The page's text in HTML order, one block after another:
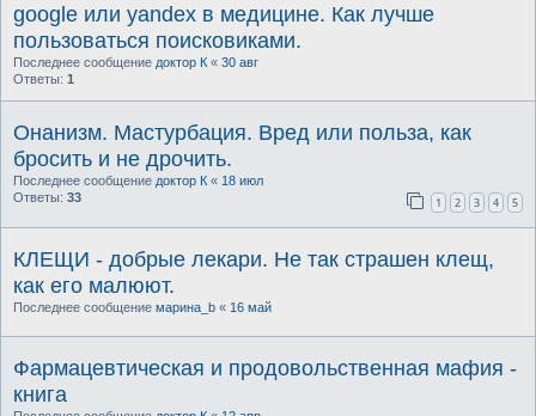
google или yandex в медицине. Как лучше
пользоваться поисковиками.
Последнее сообщение доктор К « 30 авг
Ответы: 1
Онанизм. Мастурбация. Вред или польза, как
бросить и не дрочить.
Последнее сообщение доктор К « 18 июл
Ответы: 33 1 2 3 4 5
КЛЕЩИ - добрые лекари. Не так страшен клещ,
как его малюют.
Последнее сообщение марина_b « 16 май
Фармацевтическая и продовольственная мафия -
книга